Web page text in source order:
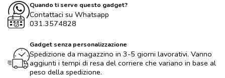
Quando ti serve questo gadget?
Contattaci su Whatsapp
031.3574828
Gadget senza personalizzazione
Spedizione da magazzino in 3-5 giorni lavorativi. Vanno
aggiunti i tempi di resa del corriere che variano in base al
peso della spedizione.